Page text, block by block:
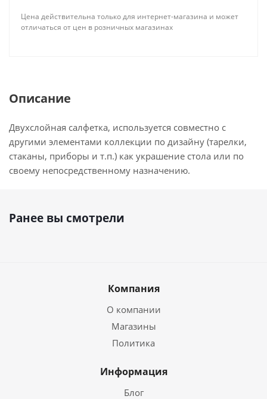
Цена действительна только для интернет-магазина и может
отличаться от цен в розничных магазинах
Описание
Двухслойная салфетка, используется совместно с
другими элементами коллекции по дизайну (тарелки,
стаканы, приборы и т.п.) как украшение стола или по
своему непосредственному назначению.
Ранее вы смотрели
Компания
О компании
Магазины
Политика
Информация
Блог